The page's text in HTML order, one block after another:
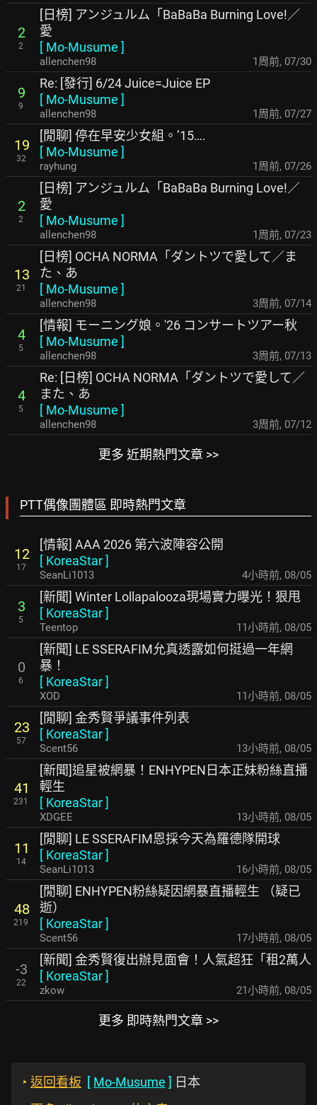
2
2
[日榜] アンジュルム「BaBaBa Burning Love!／
愛
[ Mo-Musume ]
allenchen98 1周前, 07/30
9
9
Re: [發行] 6/24 Juice=Juice EP
[ Mo-Musume ]
allenchen98 1周前, 07/27
19
32
[閒聊] 停在早安少女組。’15….
[ Mo-Musume ]
rayhung 1周前, 07/26
2
2
[日榜] アンジュルム「BaBaBa Burning Love!／
愛
[ Mo-Musume ]
allenchen98 1周前, 07/23
13
21
[日榜] OCHA NORMA「ダントツで愛して／ま
た、あ
[ Mo-Musume ]
allenchen98 3周前, 07/14
4
5
[情報] モーニング娘。'26 コンサートツアー秋
[ Mo-Musume ]
allenchen98 3周前, 07/13
4
5
Re: [日榜] OCHA NORMA「ダントツで愛して／
また、あ
[ Mo-Musume ]
allenchen98 3周前, 07/12
更多 近期熱門文章 >>
PTT偶像團體區 即時熱門文章
12
17
[情報] AAA 2026 第六波陣容公開
[ KoreaStar]
SeanLi1013 4小時前, 08/05
3
5
[新聞] Winter Lollapalooza現場實力曝光！狠甩
[ KoreaStar]
Teentop 11小時前, 08/05
0
6
[新聞] LE SSERAFIM允真透露如何挺過一年網
暴！
[ KoreaStar]
XOD 11小時前, 08/05
23
57
[閒聊] 金秀賢爭議事件列表
[ KoreaStar]
Scent56 13小時前, 08/05
41
231
[新聞]追星被網暴！ENHYPEN日本正妹粉絲直播
輕生
[ KoreaStar]
XDGEE 13小時前, 08/05
11
14
[閒聊] LE SSERAFIM恩採今天為羅德隊開球
[ KoreaStar]
SeanLi1013 16小時前, 08/05
48
219
[閒聊] ENHYPEN粉絲疑因網暴直播輕生 （疑已
逝）
[ KoreaStar]
Scent56 17小時前, 08/05
-3
22
[新聞] 金秀賢復出辦見面會！人氣超狂「租2萬人
[ KoreaStar]
zkow 21小時前, 08/05
更多 即時熱門文章 >>
‣ 返回看板 [ Mo-Musume ] 日本